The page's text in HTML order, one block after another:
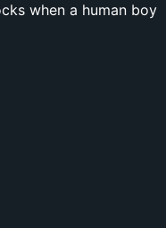
when a human boy